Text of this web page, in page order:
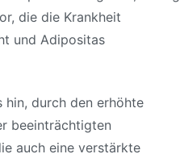
die die Krankheit
und Adipositas
hin, durch den erhöhte
beeinträchtigten
auch eine verstärkte